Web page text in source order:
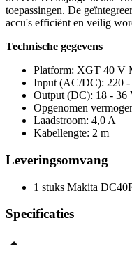
toepassingen. De
accu's efficiënt en veilig
Technische gegevens
Platform: XGT 40 V
Input (AC/DC): 220
Output (DC): 18 - 36
Opgenomen
Laadstroom: 4,0 A
Kabellengte: 2 m
Leveringsomvang
1 stuks Makita
Specificaties